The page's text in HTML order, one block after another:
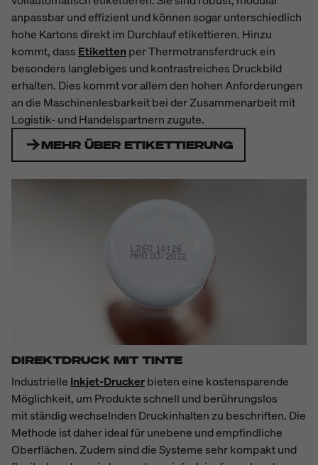
anpassbar und effizient und können sogar unterschiedlich
hohe Kartons direkt im Durchlauf etikettieren. Hinzu
kommt, dass Etikettenper Thermotransferdruck ein
besonders langlebiges und kontrastreiches Druckbild
erhalten. Dies kommt vor allem den hohen Anforderungen
an die Maschinenlesbarkeit bei der Zusammenarbeit mit
Logistik- und Handelspartnern zugute.
MEHR ÜBER ETIKETTIERUNG
DIREKTDRUCK MIT TINTE
Industrielle Inkjet-Druckerbieten eine kostensparende
Möglichkeit, um Produkte schnell und berührungslos
mitständig wechselnden Druckinhaltenzu beschriften. Die
Methode ist daher ideal für unebene und empfindliche
Oberflächen. Zudem sind die Systeme sehr kompakt und